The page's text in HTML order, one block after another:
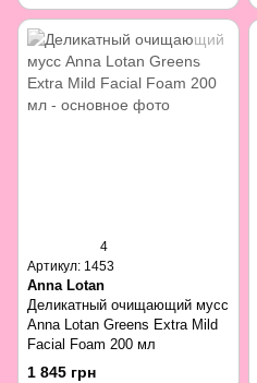
4
Артикул: 1453
Anna Lotan
Деликатный очищающий мусс
Anna Lotan Greens Extra Mild
Facial Foam 200 мл
1 845 грн